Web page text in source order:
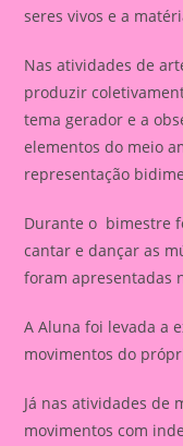
seres vivos e a
Nas atividades de
produzir
tema gerador e a
elementos do meio
representação
Durante o bimestre
cantar e dançar as
foram apresentadas
A Aluna foi levada a
movimentos do
Já nas atividades de
movimentos com